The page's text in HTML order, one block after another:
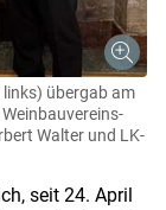
übergab am
Walter und LK-
seit 24. April